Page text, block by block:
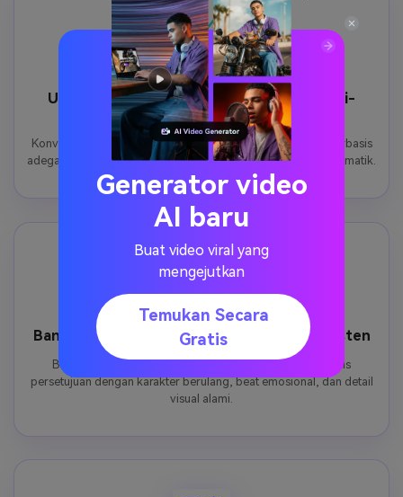
Ubah Prompt menjadi Video Romansa Multi-
Adegan
Konversi ide romansa kuliah sederhana menjadi video AI berbasis
adegan dengan momen karakter, detail latar, dan pacing sinematik.
Bangun Karakter Kuliah Dewasa yang Konsisten
Bentuk cerita romansa kampus yang lembut dan berbasis
persetujuan dengan karakter berulang, beat emosional, dan detail
visual alami.
Generator video
AI baru
Buat video viral yang
mengejutkan
Temukan Secara
Gratis